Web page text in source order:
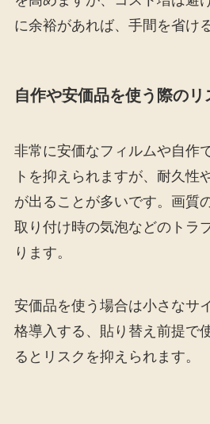
に余裕があれば、手間を省け
自作や安価品を使う際のリ
非常に安価なフィルムや自作
トを抑えられますが、耐久性
が出ることが多いです。画質
取り付け時の気泡などのトラ
ります。
安価品を使う場合は小さなサ
格導入する、貼り替え前提で
るとリスクを抑えられます。